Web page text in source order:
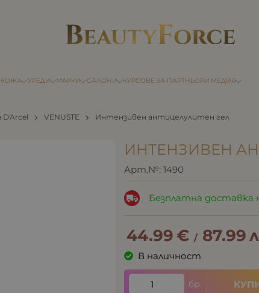
КОЖА УРЕДИ МАРКИ САЛОНИ КУРСОВЕ ЗА ПАРТНЬОРИ МЕДИЯ
D'Arcel VENUSTE Интензивен антицелулитен гел
ИНТЕНЗИВЕН
Арт.№: 1490
Безплатна доставка
44.99 € / 87.99
В наличност
бр.